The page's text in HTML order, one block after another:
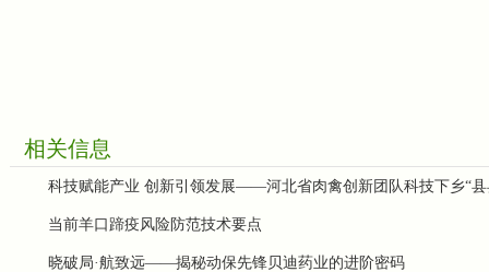
相关信息
科技赋能产业 创新引领发展——河北省肉禽创新团队科技下乡“县
当前羊口蹄疫风险防范技术要点
晓破局·航致远——揭秘动保先锋贝迪药业的进阶密码